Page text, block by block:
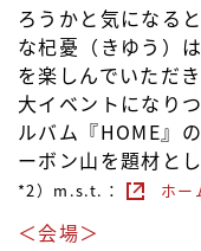
ろうかと気になる
な杞憂（きゆう）
を楽しんでいただ
大イベントになり
ルバム『HOME』
ーボン山を題材と
*2）m.s.t.： ホー
＜会場＞